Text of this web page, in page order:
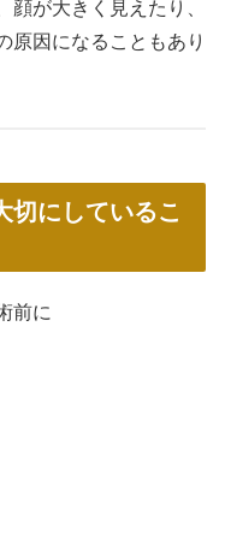
が大きく見えたり、
原因になることもあり
切にしているこ
前に